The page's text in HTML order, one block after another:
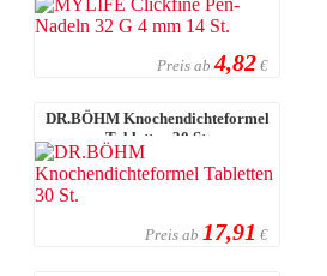
Preis ab 4,82 €
DR.BÖHM Knochendichteformel
Tabletten 30 St.
Preis ab 17,91 €